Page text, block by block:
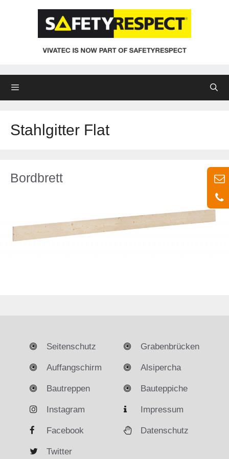
Stahlgitter Flat
Bordbrett
Seitenschutz
Auffangschirm
Bautreppen
Grabenbrücken
Alsipercha
Bauteppiche
Instagram
Facebook
Twitter
Impressum
Datenschutz